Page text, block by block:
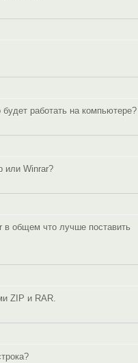
работать на компьютере?
или Winrar?
в общем что лучше поставить
ZIP и RAR.